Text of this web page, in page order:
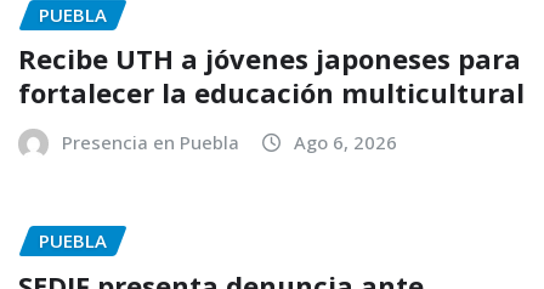
PUEBLA
Recibe UTH a jóvenes japoneses para
fortalecer la educación multicultural
Presencia en Puebla Ago 6, 2026
PUEBLA